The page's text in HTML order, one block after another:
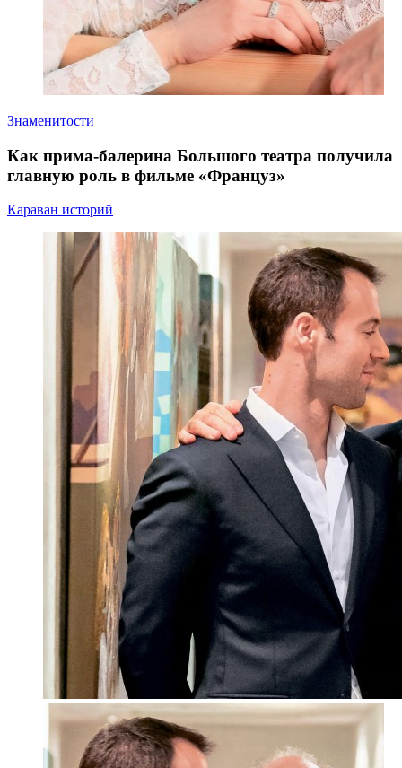
Знаменитости
Как прима-балерина Большого театра получила
главную роль в фильме «Француз»
Караван историй